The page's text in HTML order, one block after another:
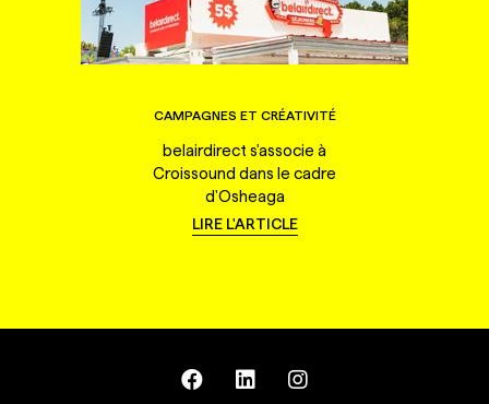
CAMPAGNES ET CRÉATIVITÉ
belairdirect s'associe à
Croissound dans le cadre
d'Osheaga
LIRE L'ARTICLE